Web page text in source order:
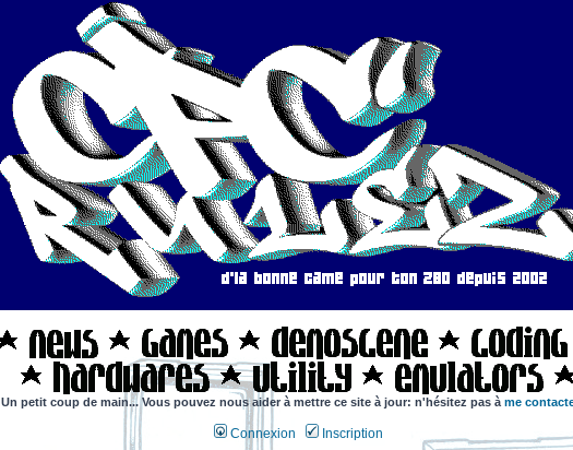
Un petit coup de main... Vous pouvez nous aider à mettre ce site à jour: n'hésitez pas à me
Connexion Inscription